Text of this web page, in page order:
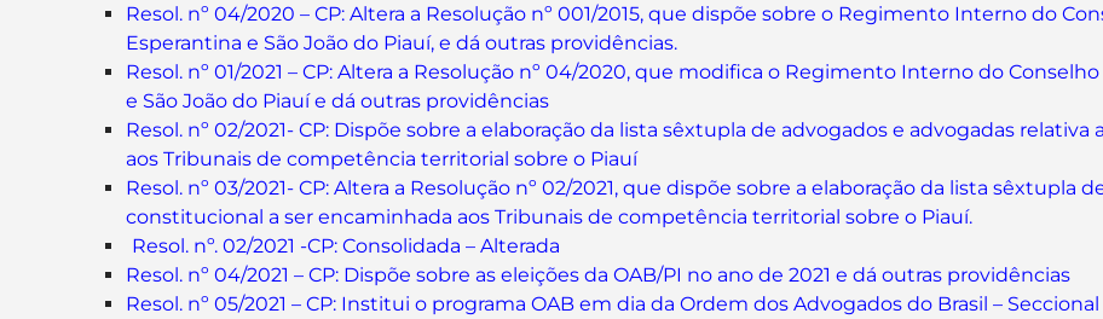
Resol. nº 04/2020 – CP: Altera a Resolução nº 001/2015, que dispõe sobre o Regimento Interno do
Esperantina e São João do Piauí, e dá outras providências.
Resol. nº 01/2021 – CP: Altera a Resolução nº 04/2020, que modifica o Regimento Interno do
e São João do Piauí e dá outras providências
Resol. nº 02/2021- CP: Dispõe sobre a elaboração da lista sêxtupla de advogados e advogadas
aos Tribunais de competência territorial sobre o Piauí
Resol. nº 03/2021- CP: Altera a Resolução nº 02/2021, que dispõe sobre a elaboração da lista
constitucional a ser encaminhada aos Tribunais de competência territorial sobre o Piauí.
Resol. nº. 02/2021 -CP: Consolidada – Alterada
Resol. nº 04/2021 – CP: Dispõe sobre as eleições da OAB/PI no ano de 2021 e dá outras providências
Resol. nº 05/2021 – CP: Institui o programa OAB em dia da Ordem dos Advogados do Brasil –